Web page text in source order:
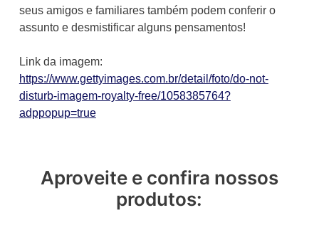
seus amigos e familiares também podem conferir o
assunto e desmistificar alguns pensamentos!
Link da imagem:
https://www.gettyimages.com.br/detail/foto/do-not-
disturb-imagem-royalty-free/1058385764?
adppopup=true
Aproveite e confira nossos
produtos: